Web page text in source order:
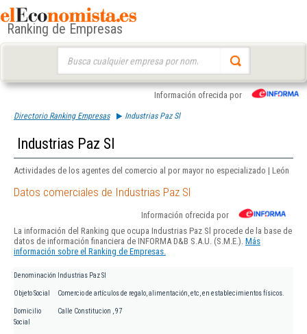
Ranking de Empresas
Información ofrecida por
Directorio Ranking Empresas Industrias Paz Sl
Industrias Paz Sl
Actividades de los agentes del comercio al por mayor no especializado | León
Datos comerciales de Industrias Paz Sl
Información ofrecida por
La información del Ranking que ocupa Industrias Paz Sl procede de la base de
datos de información financiera de INFORMA D&B S.A.U. (S.M.E.). Más
información sobre el Ranking de Empresas.
Denominación Industrias Paz Sl
Objeto Social Comercio de artículos de regalo, alimentación, etc, en establecimientos físicos.
Domicilio
Social
Calle Constitucion , 97